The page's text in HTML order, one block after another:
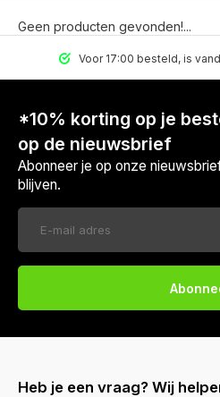
Geen producten gevonden!...
Voor 17:00 besteld, is
*10% korting op je
op de nieuwsbrief
Abonneer je op onze
blijven.
Heb je een vraag? Wij